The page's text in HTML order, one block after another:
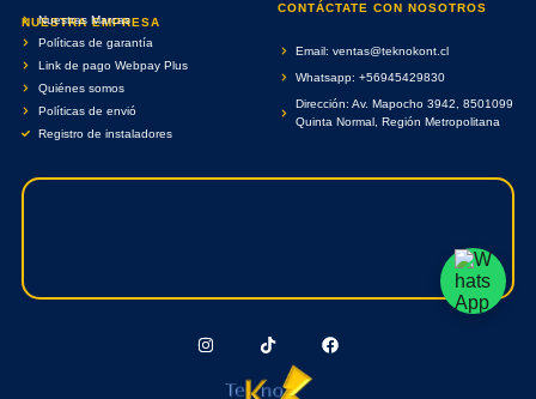
NUESTRA EMPRESA
Nuestras Marcas
Políticas de garantía
Link de pago Webpay Plus
Quiénes somos
Políticas de envió
Registro de instaladores
CONTÁCTATE CON NOSOTROS
Email: ventas@teknokont.cl
Whatsapp: +56945429830
Dirección: Av. Mapocho 3942, 8501099
Quinta Normal, Región Metropolitana